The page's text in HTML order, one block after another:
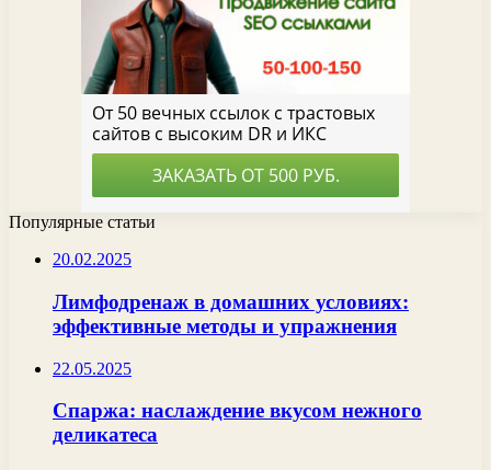
Популярные статьи
20.02.2025
Лимфодренаж в домашних условиях:
эффективные методы и упражнения
22.05.2025
Спаржа: наслаждение вкусом нежного
деликатеса